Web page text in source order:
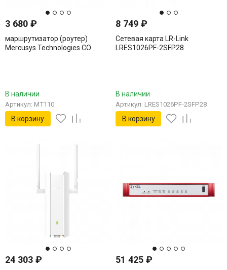
3 680 ₽
маршрутизатор (роутер)
Mercusys Technologies CO
В наличии
Артикул: MT110
В корзину
8 749₽
Сетевая карта LR-Link
LRES1026PF-2SFP28
В наличии
Артикул: LRES1026PF-2SFP28
В корзину
24 303 ₽ 51 425₽